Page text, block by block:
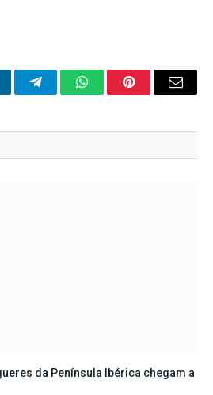
TelegramWhatsAppPinterestEmail
da Península Ibérica chegam a